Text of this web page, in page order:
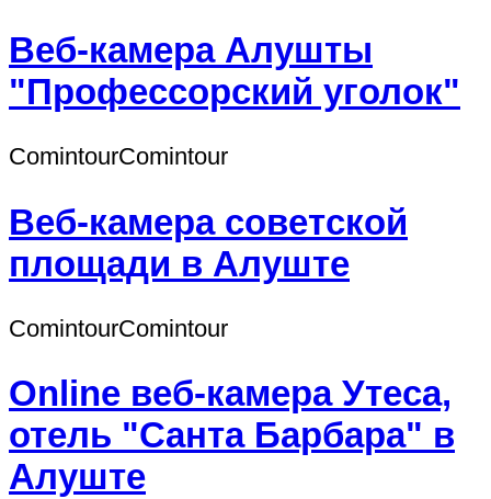
Веб-камера Алушты
"Профессорский уголок"
СomintourСomintour
Веб-камера советской
площади в Алуште
СomintourСomintour
Online веб-камера Утеса,
отель "Санта Барбара" в
Алуште